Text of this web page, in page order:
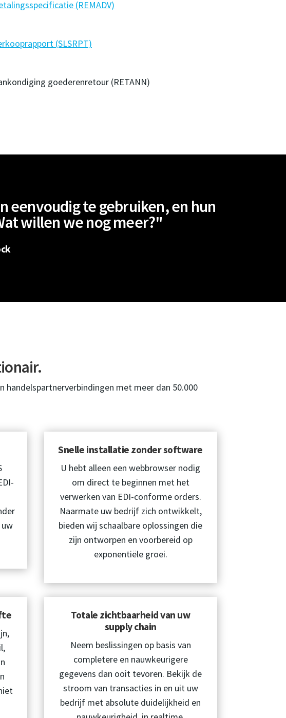
(REMADV)
(SLSRPT)
goederenretour (RETANN)
eenvoudig te gebruiken, en hun
willen we nog meer?"
met meer dan 50.000
Snelle installatie zonder software
U hebt alleen een webbrowser nodig
om direct te beginnen met het
verwerken van EDI-conforme orders.
Naarmate uw bedrijf zich ontwikkelt,
bieden wij schaalbare oplossingen die
zijn ontworpen en voorbereid op
exponentiële groei.
Totale zichtbaarheid van uw
supply chain
Neem beslissingen op basis van
completere en nauwkeurigere
gegevens dan ooit tevoren. Bekijk de
stroom van transacties in en uit uw
bedrijf met absolute duidelijkheid en